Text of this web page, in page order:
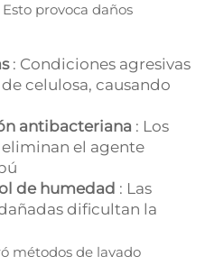
provoca daños
: Condiciones agresivas
celulosa, causando
antibacteriana : Los
el agente
de humedad : Las
dificultan la
métodos de lavado